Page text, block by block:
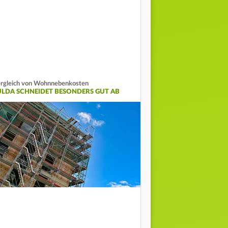
von Wohnnebenkosten
SCHNEIDET BESONDERS GUT AB